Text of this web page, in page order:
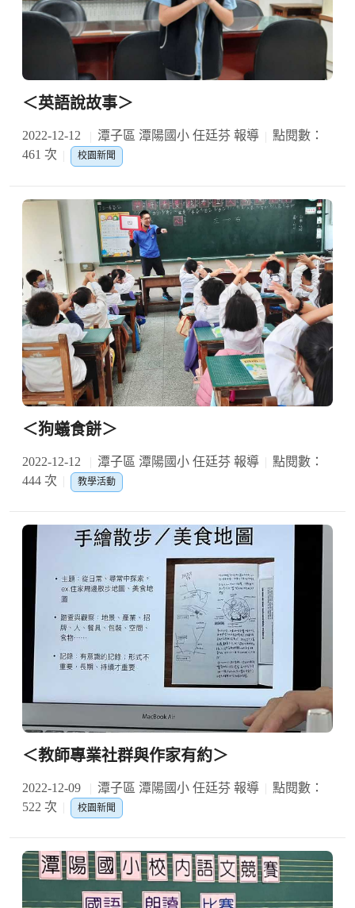
＜英語說故事＞
2022-12-12 潭子區 潭陽國小 任廷芬 報導
點閱數：
461 次
校園新聞
＜狗蟻食餅＞
2022-12-12 潭子區 潭陽國小 任廷芬 報導
點閱數：
444 次
教學活動
＜教師專業社群與作家有約＞
2022-12-09 潭子區 潭陽國小 任廷芬 報導
點閱數：
522 次
校園新聞